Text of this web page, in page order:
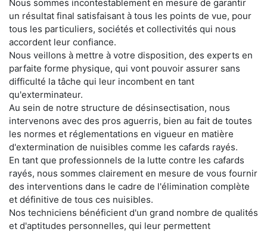
Nous sommes incontestablement en mesure de garantir
un résultat final satisfaisant à tous les points de vue, pour
tous les particuliers, sociétés et collectivités qui nous
accordent leur confiance.
Nous veillons à mettre à votre disposition, des experts en
parfaite forme physique, qui vont pouvoir assurer sans
difficulté la tâche qui leur incombent en tant
qu'exterminateur.
Au sein de notre structure de désinsectisation, nous
intervenons avec des pros aguerris, bien au fait de toutes
les normes et réglementations en vigueur en matière
d'extermination de nuisibles comme les cafards rayés.
En tant que professionnels de la lutte contre les cafards
rayés, nous sommes clairement en mesure de vous fournir
des interventions dans le cadre de l'élimination complète
et définitive de tous ces nuisibles.
Nos techniciens bénéficient d'un grand nombre de qualités
et d'aptitudes personnelles, qui leur permettent